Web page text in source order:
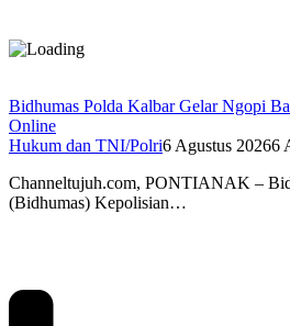
Bidhumas Polda Kalbar Gelar Ngopi
Online
Hukum dan TNI/Polri6 Agustus 20266
Channeltujuh.com, PONTIANAK –
(Bidhumas) Kepolisian…